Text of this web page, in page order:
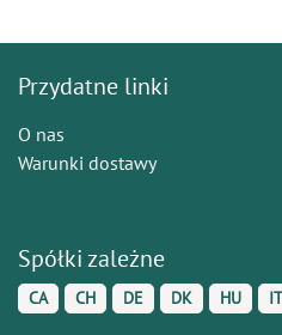
Przydatne linki
O nas
Warunki dostawy
Spółki zależne
CA CH DE DK HU IT